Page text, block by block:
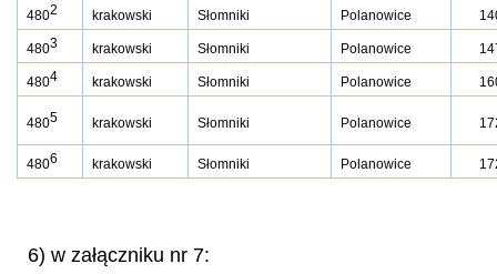
4802 krakowski Słomniki Polanowice
4803 krakowski Słomniki Polanowice
4804 krakowski Słomniki Polanowice
4805 krakowski Słomniki Polanowice
4806 krakowski Słomniki Polanowice
6) w załączniku nr 7: